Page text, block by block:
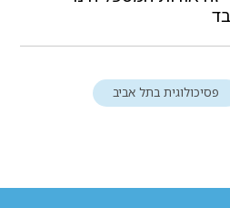
פסיכולוגית בתל אביב